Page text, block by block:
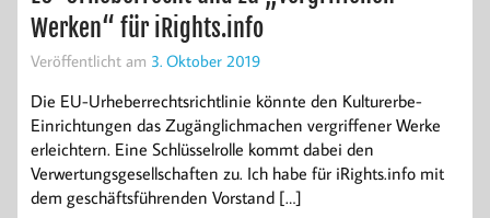
Werken“ für iRights.info
Veröffentlicht am 3. Oktober 2019
Die EU-Urheberrechtsrichtlinie könnte den Kulturerbe-
Einrichtungen das Zugänglichmachen vergriffener Werke
erleichtern. Eine Schlüsselrolle kommt dabei den
Verwertungsgesellschaften zu. Ich habe für iRights.info mit
dem geschäftsführenden Vorstand […]